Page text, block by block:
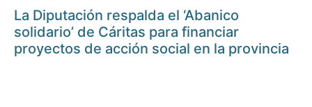
La Diputación respalda el ‘Abanico
solidario’ de Cáritas para financiar
proyectos de acción social en la provincia